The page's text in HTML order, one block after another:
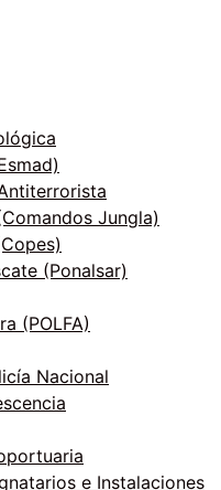
Jungla)
(Ponalsar)
(POLFA)
Nacional
e Instalaciones